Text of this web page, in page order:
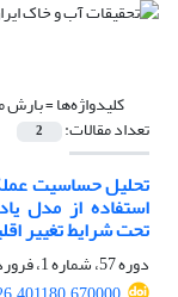
کلیدواژه‌ها =بارش
تعداد مقالات: 2
تحلیل حساسیت
تحت شرایط تغییر
دوره 57، شماره 1، فروردین 1405، صفحه